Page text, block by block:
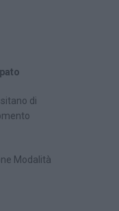
di
Modalità